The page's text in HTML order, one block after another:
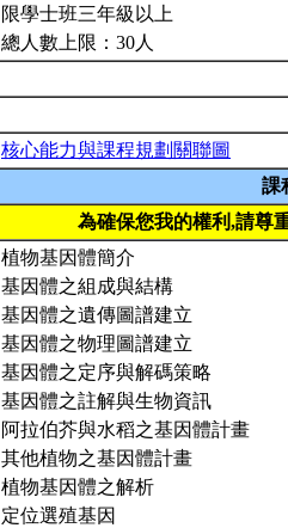
限學士班三年級以上
總人數上限：30人
核心能力與課程規劃關聯圖
課
為確保您我的權利,請尊
植物基因體簡介
基因體之組成與結構
基因體之遺傳圖譜建立
基因體之物理圖譜建立
基因體之定序與解碼策略
基因體之註解與生物資訊
阿拉伯芥與水稻之基因體計畫
其他植物之基因體計畫
植物基因體之解析
定位選殖基因